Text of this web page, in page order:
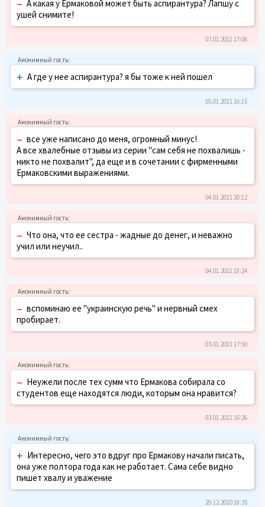
– А какая у Ермаковой может быть аспирантура? Лапшу с
ушей снимите!
07.01.2011 17:06
+ А где у нее аспирантура? я бы тоже к ней пошел
05.01.2011 16:15
– все уже написано до меня, огромный минус!
А все хвалебные отзывы из серии "сам себя не похвалишь -
никто не похвалит", да еще и в сочетании с фирменными
Ермаковскими выражениями.
04.01.2011 20:12
– Что она, что ее сестра - жадные до денег, и неважно
учил или неучил..
04.01.2011 18:24
– вспоминаю ее "украинскую речь" и нервный смех
пробирает.
03.01.2011 17:50
– Неужели после тех сумм что Ермакова собирала со
студентов еще находятся люди, которым она нравится?
03.01.2011 16:26
+ Интересно, чего это вдруг про Ермакову начали писать,
она уже полтора года как не работает. Сама себе видно
пишет хвалу и уважение
29.12.2010 18:35